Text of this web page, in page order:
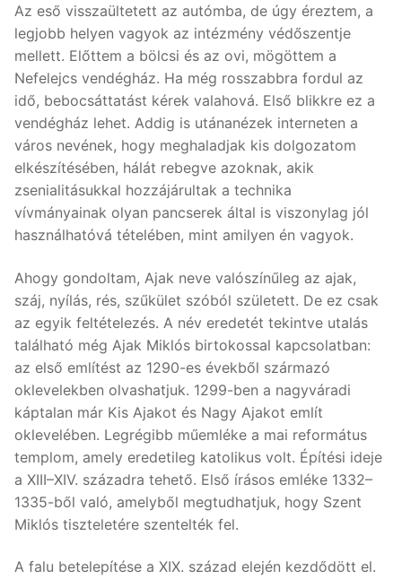
Az eső visszaültetett az autómba, de úgy éreztem, a
legjobb helyen vagyok az intézmény védőszentje
mellett. Előttem a bölcsi és az ovi, mögöttem a
Nefelejcs vendégház. Ha még rosszabbra fordul az
idő, bebocsáttatást kérek valahová. Első blikkre ez a
vendégház lehet. Addig is utánanézek interneten a
város nevének, hogy meghaladjak kis dolgozatom
elkészítésében, hálát rebegve azoknak, akik
zsenialitásukkal hozzájárultak a technika
vívmányainak olyan pancserek által is viszonylag jól
használhatóvá tételében, mint amilyen én vagyok.
Ahogy gondoltam, Ajak neve valószínűleg az ajak,
száj, nyílás, rés, szűkület szóból született. De ez csak
az egyik feltételezés. A név eredetét tekintve utalás
található még Ajak Miklós birtokossal kapcsolatban:
az első említést az 1290-es évekből származó
oklevelekben olvashatjuk. 1299-ben a nagyváradi
káptalan már Kis Ajakot és Nagy Ajakot említ
oklevelében. Legrégibb műemléke a mai református
templom, amely eredetileg katolikus volt. Építési ideje
a XIII–XIV. századra tehető. Első írásos emléke 1332–
1335-ből való, amelyből megtudhatjuk, hogy Szent
Miklós tiszteletére szentelték fel.
A falu betelepítése a XIX. század elején kezdődött el.